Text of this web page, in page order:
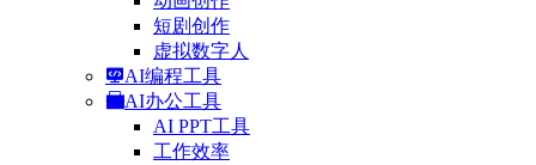
短剧创作
虚拟数字人
AI编程工具
AI办公工具
AI PPT工具
工作效率